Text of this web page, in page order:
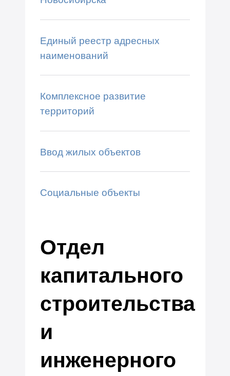
Единый реестр адресных
наименований
Комплексное развитие
территорий
Ввод жилых объектов
Социальные объекты
Отдел
капитального
строительства
и
инженерного